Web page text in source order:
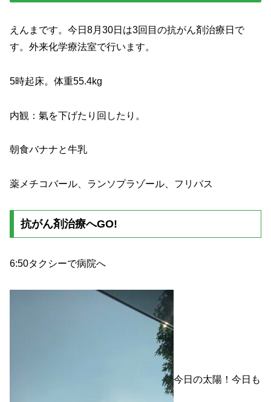
えんまです。今日8月30日は3回目の抗がん剤治療日で
す。外来化学療法室で行います。
5時起床。体重55.4kg
内観：氣を下げたり回したり。
朝食バナナと牛乳
薬メチコバール、ランソプラゾール、フリバス
抗がん剤治療へGO!
6:50タクシーで病院へ
今日の太陽！今日も